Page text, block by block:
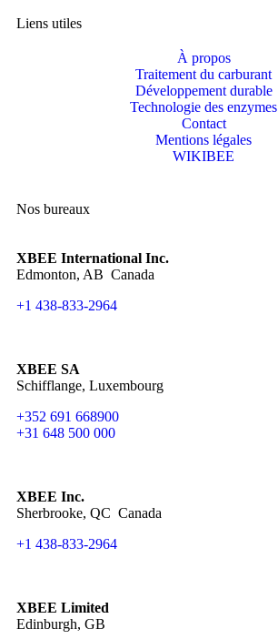
Liens utiles
À propos
Traitement du carburant
Développement durable
Technologie des enzymes
Contact
Mentions légales
WIKIBEE
Nos bureaux
XBEE International Inc.
Edmonton, AB Canada
+1 438-833-2964
XBEE SA
Schifflange, Luxembourg
+352 691 668900
+31 648 500 000
XBEE Inc.
Sherbrooke, QC Canada
+1 438-833-2964
XBEE Limited
Edinburgh, GB